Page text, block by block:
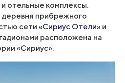
отельные комплексы.
прибрежного
сети «Сириус Отели» и
расположена на
«Сириус».